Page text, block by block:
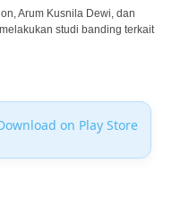
Arum Kusnila Dewi, dan
studi banding terkait